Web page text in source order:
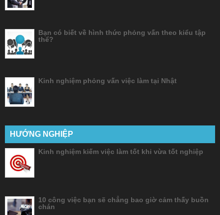
Bạn có biết về hình thức phỏng vấn theo kiểu tập
thể?
Kinh nghiệm phỏng vấn việc làm tại Nhật
HƯỚNG NGHIỆP
Kinh nghiệm kiếm việc làm tốt khi vừa tốt nghiệp
10 công việc bạn sẽ chẳng bao giờ cảm thấy buồn
chán